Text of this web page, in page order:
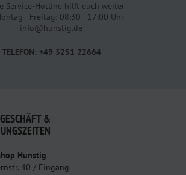
Service-Hotline hilft euch weiter
- Freitag: 08:30 - 17:00 Uhr
info@hunstig.de
TELEFON: +49 5251 22664
&
Hunstig
40 / Eingang